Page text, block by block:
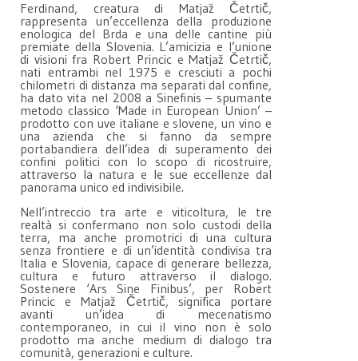
Ferdinand, creatura di Matjaž Četrtič,
rappresenta un’eccellenza della produzione
enologica del Brda e una delle cantine più
premiate della Slovenia. L’amicizia e l’unione
di visioni fra Robert Princic e Matjaž Četrtič,
nati entrambi nel 1975 e cresciuti a pochi
chilometri di distanza ma separati dal confine,
ha dato vita nel 2008 a Sinefinis – spumante
metodo classico ‘Made in European Union’ –
prodotto con uve italiane e slovene, un vino e
una azienda che si fanno da sempre
portabandiera dell’idea di superamento dei
confini politici con lo scopo di ricostruire,
attraverso la natura e le sue eccellenze dal
panorama unico ed indivisibile.
Nell’intreccio tra arte e viticoltura, le tre
realtà si confermano non solo custodi della
terra, ma anche promotrici di una cultura
senza frontiere e di un’identità condivisa tra
Italia e Slovenia, capace di generare bellezza,
cultura e futuro attraverso il dialogo.
Sostenere ‘Ars Sine Finibus’, per Robert
Princic e Matjaž Četrtič, significa portare
avanti un’idea di mecenatismo
contemporaneo, in cui il vino non è solo
prodotto ma anche medium di dialogo tra
comunità, generazioni e culture.